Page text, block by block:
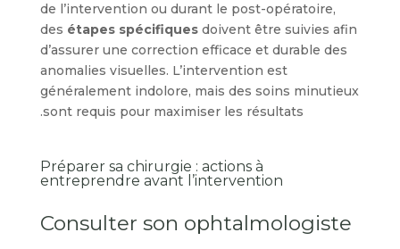
de l’intervention ou durant le post-opératoire,
des étapes spécifiquesdoivent être suivies afin
d’assurer une correction efficace et durable des
anomalies visuelles. L’intervention est
généralement indolore, mais des soins minutieux
sont requis pour maximiser les résultats.
Préparer sa chirurgie : actions à
entreprendre avant l’intervention
Consulter son ophtalmologiste